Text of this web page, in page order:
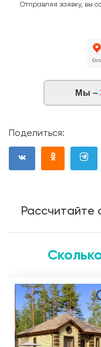
Отправляя заявку, вы
Мы –
Поделиться:
Рассчитайте